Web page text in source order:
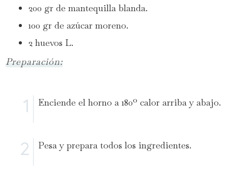
200 gr de mantequilla blanda.
100 gr de azúcar moreno.
2 huevos L.
Preparación:
Enciende el horno a 180º calor arriba y abajo.
Pesa y prepara todos los ingredientes.